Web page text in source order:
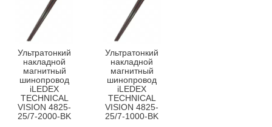
Ультратонкий
накладной
магнитный
шинопровод
iLEDEX
TECHNICAL
VISION 4825-
25/7-2000-BK
Ультратонкий
накладной
магнитный
шинопровод
iLEDEX
TECHNICAL
VISION 4825-
25/7-1000-BK